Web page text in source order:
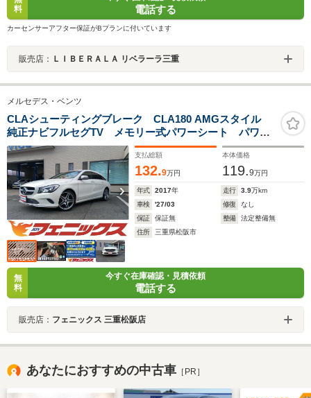
料
電話する
カーセンサーアフター保証がBプランに付いています
販売店： ＬＩＢＥＲＡＬＡ リベラーラ三重
メルセデス・ベンツ
CLAシューティングブレーク CLA180 AMGスタイル
純正ナビフルセグTV メモリー式パワーシート パワー
バックドア ステアリングリモコン 革巻ステアリン
グ ハーフレザーシート 電子パーキングブレーキ パ
ドルシフト コーナーセンサー
支払総額
132.9万円
本体価格
119.9万円
年式 2017年 走行 3.9万km
車検
'27/03 修復
なし
保証
保証無 整備
法定整備無
住所
三重県松阪市
無
料
今すぐ在庫確認・見積依頼
電話する
販売店： フェニックス 三重松阪店
あなたにおすすめの中古車 ［PR］